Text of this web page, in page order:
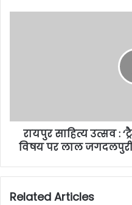
रायपुर साहित्य उत्सव :
विषय पर लाल जगदलपुरी
Related Articles